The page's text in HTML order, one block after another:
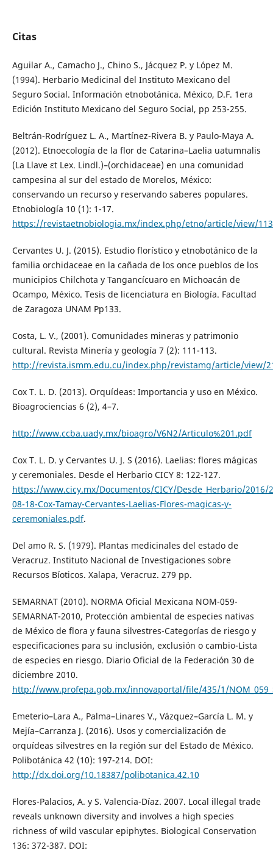
Citas
Aguilar A., Camacho J., Chino S., Jácquez P. y López M.
(1994). Herbario Medicinal del Instituto Mexicano del
Seguro Social. Información etnobotánica. México, D.F. 1era
Edición Instituto Mexicano del Seguro Social, pp 253-255.
Beltrán-Rodríguez L. A., Martínez-Rivera B. y Paulo-Maya A.
(2012). Etnoecología de la flor de Catarina–Laelia uatumnalis
(La Llave ɛt Lex. Lindl.)–(orchidaceae) en una comunidad
campesina al sur del estado de Morelos, México:
conservando un recurso y reservando saberes populares.
Etnobiología 10 (1): 1-17.
https://revistaetnobiologia.mx/index.php/etno/article/view/
Cervantes U. J. (2015). Estudio florístico y etnobotánico de la
familia orchidaceae en la cañada de los once pueblos de los
municipios Chilchota y Tangancícuaro en Michoacán de
Ocampo, México. Tesis de licenciatura en Biología. Facultad
de Zaragoza UNAM Pp133.
Costa, L. V., (2001). Comunidades mineras y patrimonio
cultural. Revista Minería y geología 7 (2): 111-113.
http://revista.ismm.edu.cu/index.php/revistamg/article/view/
Cox T. L. D. (2013). Orquídeas: Importancia y uso en México.
Bioagrociencias 6 (2), 4–7.
http://www.ccba.uady.mx/bioagro/V6N2/Articulo%201.pdf
Cox T. L. D. y Cervantes U. J. S (2016). Laelias: flores mágicas
y ceremoniales. Desde el Herbario CICY 8: 122-127.
https://www.cicy.mx/Documentos/CICY/Desde_Herbario/2016/
08-18-Cox-Tamay-Cervantes-Laelias-Flores-magicas-y-
ceremoniales.pdf.
Del amo R. S. (1979). Plantas medicinales del estado de
Veracruz. Instituto Nacional de Investigaciones sobre
Recursos Bíoticos. Xalapa, Veracruz. 279 pp.
SEMARNAT (2010). NORMA Oficial Mexicana NOM-059-
SEMARNAT-2010, Protección ambiental de especies nativas
de México de flora y fauna silvestres-Categorías de riesgo y
especificaciones para su inclusión, exclusión o cambio-Lista
de especies en riesgo. Diario Oficial de la Federación 30 de
diciembre 2010.
http://www.profepa.gob.mx/innovaportal/file/435/1/
Emeterio–Lara A., Palma–Linares V., Vázquez–García L. M. y
Mejía–Carranza J. (2016). Usos y comercialización de
orquídeas silvestres en la región sur del Estado de México.
Polibotánica 42 (10): 197-214. DOI:
http://dx.doi.org/10.18387/polibotanica.42.10
Flores-Palacios, A. y S. Valencia-Díaz. 2007. Local illegal trade
reveals unknown diversity and involves a high species
richness of wild vascular epiphytes. Biological Conservation
136: 372-387. DOI: